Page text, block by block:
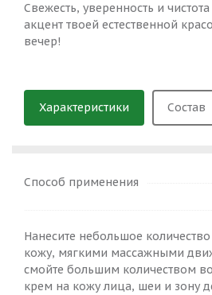
Свежесть, уверенность и
акцент твоей естественной
вечер!
Характеристики Состав
Способ применения
Нанесите небольшое
кожу, мягкими массажными
смойте большим количеством
крем на кожу лица, шеи и зону